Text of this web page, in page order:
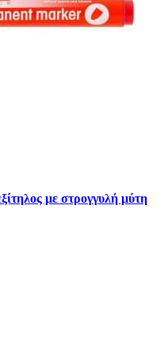
με στρογγυλή μύτη